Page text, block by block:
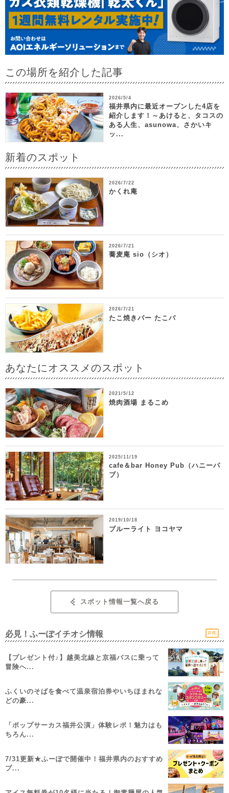
この場所を紹介した記事
2026/5/4
福井県内に最近オープンした4店を
紹介します！～あけると、タコスの
ある人生、asunowa、さかいキ
ッ...
新着のスポット
2026/7/22
かくれ庵
2026/7/21
蕎麦庵 sio（シオ）
2026/7/21
たこ焼きバー たこパ
あなたにオススメのスポット
2021/5/12
焼肉酒場 まるこめ
2025/11/19
cafe＆bar Honey Pub（ハニーパ
ブ）
2019/10/18
ブルーライト ヨコヤマ
スポット情報一覧へ戻る
必見！ふーぽイチオシ情報 PR
【プレゼント付♪】越美北線と京福バスに乗って
冒険へ...
ふくいのそばを食べて温泉宿泊券やいちほまれな
どの豪...
「ポップサーカス福井公演」体験レポ！魅力はも
ちろん...
7/31更新★ふーぽで開催中！福井県内のおすすめ
プ...